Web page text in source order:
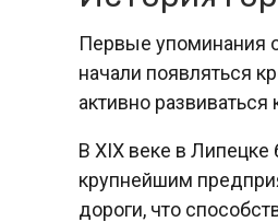
Первые упоминания
начали появляться
активно
В XIX веке в Липецке
крупнейшим
дороги, что